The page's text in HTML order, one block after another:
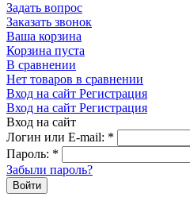
Задать вопрос
Заказать звонок
Ваша корзина
Корзина пуста
В сравнении
Нет товаров в сравнении
Вход на сайт Регистрация
Вход на сайт Регистрация
Вход на сайт
Логин или E-mail: *
Пароль: *
Забыли пароль?
Войти